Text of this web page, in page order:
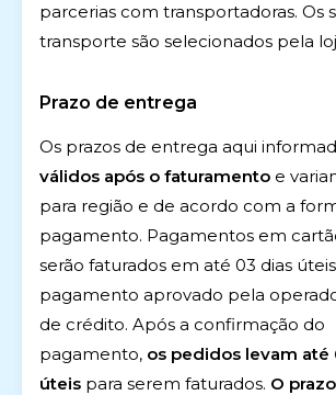
parcerias com transportadoras. Os
transporte são selecionados pela
Prazo de entrega
Os prazos de entrega aqui
válidos após o faturamento e
para região e de acordo com a
pagamento. Pagamentos em
serão faturados em até 03 dias
pagamento aprovado pela
de crédito. Após a confirmação do
pagamento, os pedidos levam até
úteis para serem faturados. O